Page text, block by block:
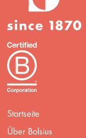
Startseite
Über Bolsius